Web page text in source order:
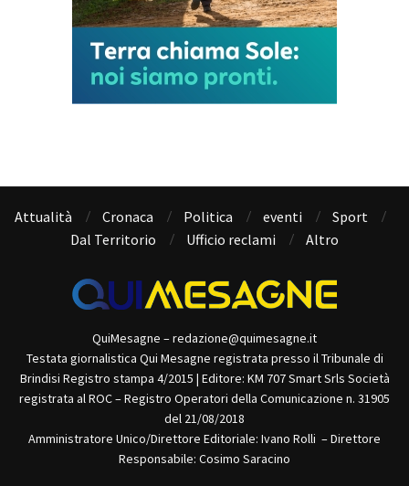
Attualità Cronaca Politica eventi
Sport
Dal Territorio
Ufficio reclami Altro
QuiMesagne – redazione@quimesagne.it
Testata giornalistica Qui Mesagne registrata presso il Tribunale di
Brindisi Registro stampa 4/2015 | Editore: KM 707 Smart Srls Società
registrata al ROC – Registro Operatori della Comunicazione n. 31905
del 21/08/2018
Amministratore Unico/Direttore Editoriale: Ivano Rolli – Direttore
Responsabile: Cosimo Saracino